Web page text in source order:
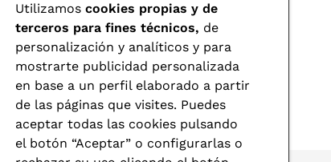
Utilizamos cookies propias y de
terceros para fines técnicos, de
personalización y analíticos y para
mostrarte publicidad personalizada
en base a un perfil elaborado a partir
de las páginas que visites. Puedes
aceptar todas las cookies pulsando
el botón “Aceptar” o configurarlas o